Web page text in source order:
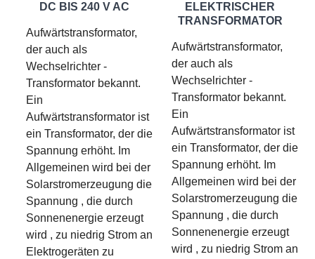
DC BIS 240 V AC
Aufwärtstransformator,
der auch als
Wechselrichter -
Transformator bekannt.
Ein
Aufwärtstransformator ist
ein Transformator, der die
Spannung erhöht. Im
Allgemeinen wird bei der
Solarstromerzeugung die
Spannung , die durch
Sonnenenergie erzeugt
wird , zu niedrig Strom an
Elektrogeräten zu
ELEKTRISCHER
TRANSFORMATOR
Aufwärtstransformator,
der auch als
Wechselrichter -
Transformator bekannt.
Ein
Aufwärtstransformator ist
ein Transformator, der die
Spannung erhöht. Im
Allgemeinen wird bei der
Solarstromerzeugung die
Spannung , die durch
Sonnenenergie erzeugt
wird , zu niedrig Strom an